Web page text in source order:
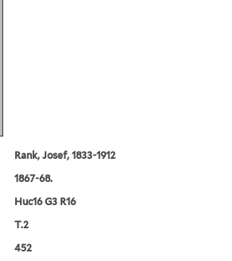
Rank, Josef, 1833-1912
1867-68.
Huc16 G3 R16
T.2
452